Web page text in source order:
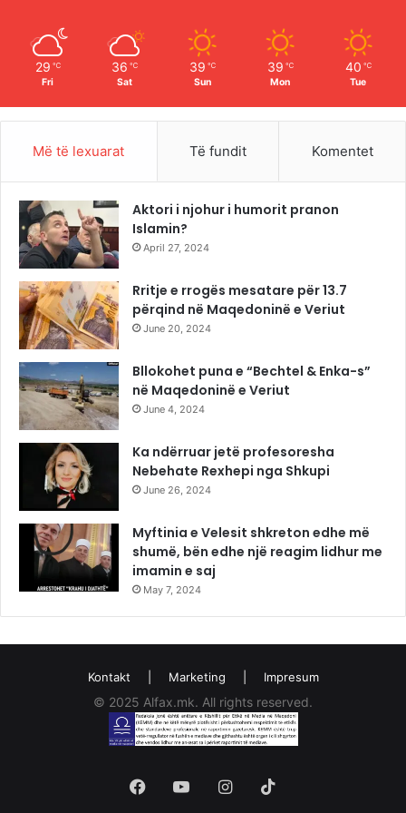
29 ℃
Fri
36 ℃
Sat
39 ℃
Sun
39 ℃
Mon
40 ℃
Tue
Më të lexuarat Të fundit Komentet
Aktori i njohur i humorit pranon
Islamin?
April 27, 2024
Rritje e rrogës mesatare për 13.7
përqind në Maqedoninë e Veriut
June 20, 2024
Bllokohet puna e “Bechtel & Enka-s”
në Maqedoninë e Veriut
June 4, 2024
Ka ndërruar jetë profesoresha
Nebehate Rexhepi nga Shkupi
June 26, 2024
Myftinia e Velesit shkreton edhe më
shumë, bën edhe një reagim lidhur me
imamin e saj
May 7, 2024
Kontakt Marketing Impresum
© 2025 Alfax.mk. All rights reserved.
FacebookYouTubeInstagram